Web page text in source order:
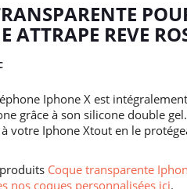
ATTRAPE REVE
Iphone X est
grâce à son silicone double
votre Iphone Xtout en le
Coque transparente
nos coques personnalisées ici.